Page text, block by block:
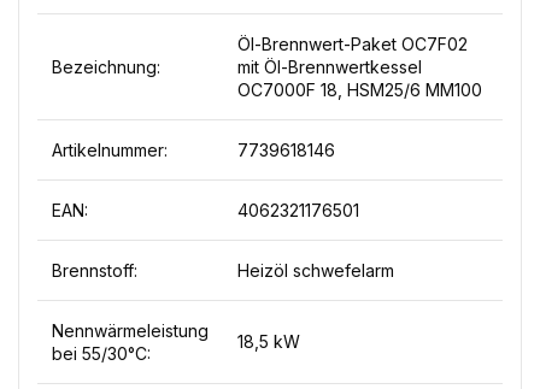
Bezeichnung:
Öl-Brennwert-Paket OC7F02
mit Öl-Brennwertkessel
OC7000F 18, HSM25/6 MM100
Artikelnummer: 7739618146
EAN: 4062321176501
Brennstoff: Heizöl schwefelarm
Nennwärmeleistung
bei 55/30°C:
18,5 kW